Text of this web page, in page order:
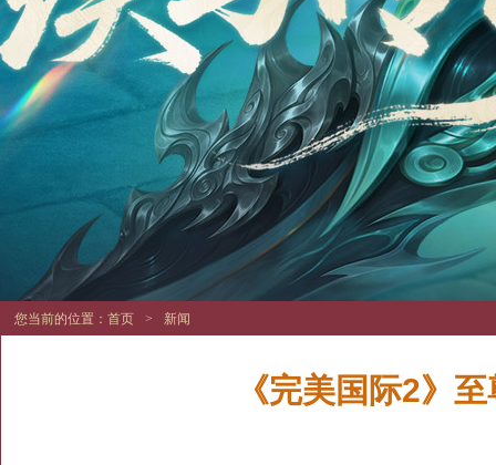
您当前的位置： 首页 > 新闻
《完美国际2》